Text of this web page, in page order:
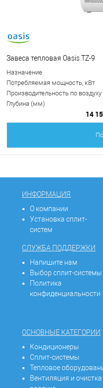
Завеса тепловая Oasis TZ-9
Назначение
Потребляемая мощность, кВт
Производительность по
Глубина (мм)
14
ИНФОРМАЦИЯ
О компании
Установка сплит-
систем
СЛУЖБА ПОДДЕРЖКИ
Напишите нам
Выбор сплит-системы
Политика
конфиденциальности
ОСНОВНЫЕ КАТЕГОРИИ
Кондиционеры
Сплит-системы
Тепловое
Вентиляция и очистка